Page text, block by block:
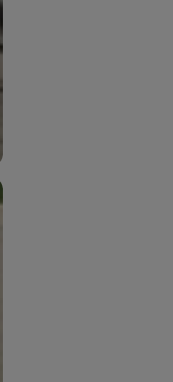
partneri, aby sme vám mohli
na stránkach našich